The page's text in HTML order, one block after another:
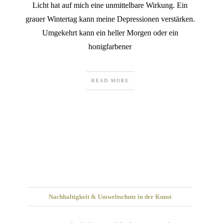
Licht hat auf mich eine unmittelbare Wirkung. Ein
grauer Wintertag kann meine Depressionen verstärken.
Umgekehrt kann ein heller Morgen oder ein
honigfarbener
READ MORE
Nachhaltigkeit & Umweltschutz in der Kunst